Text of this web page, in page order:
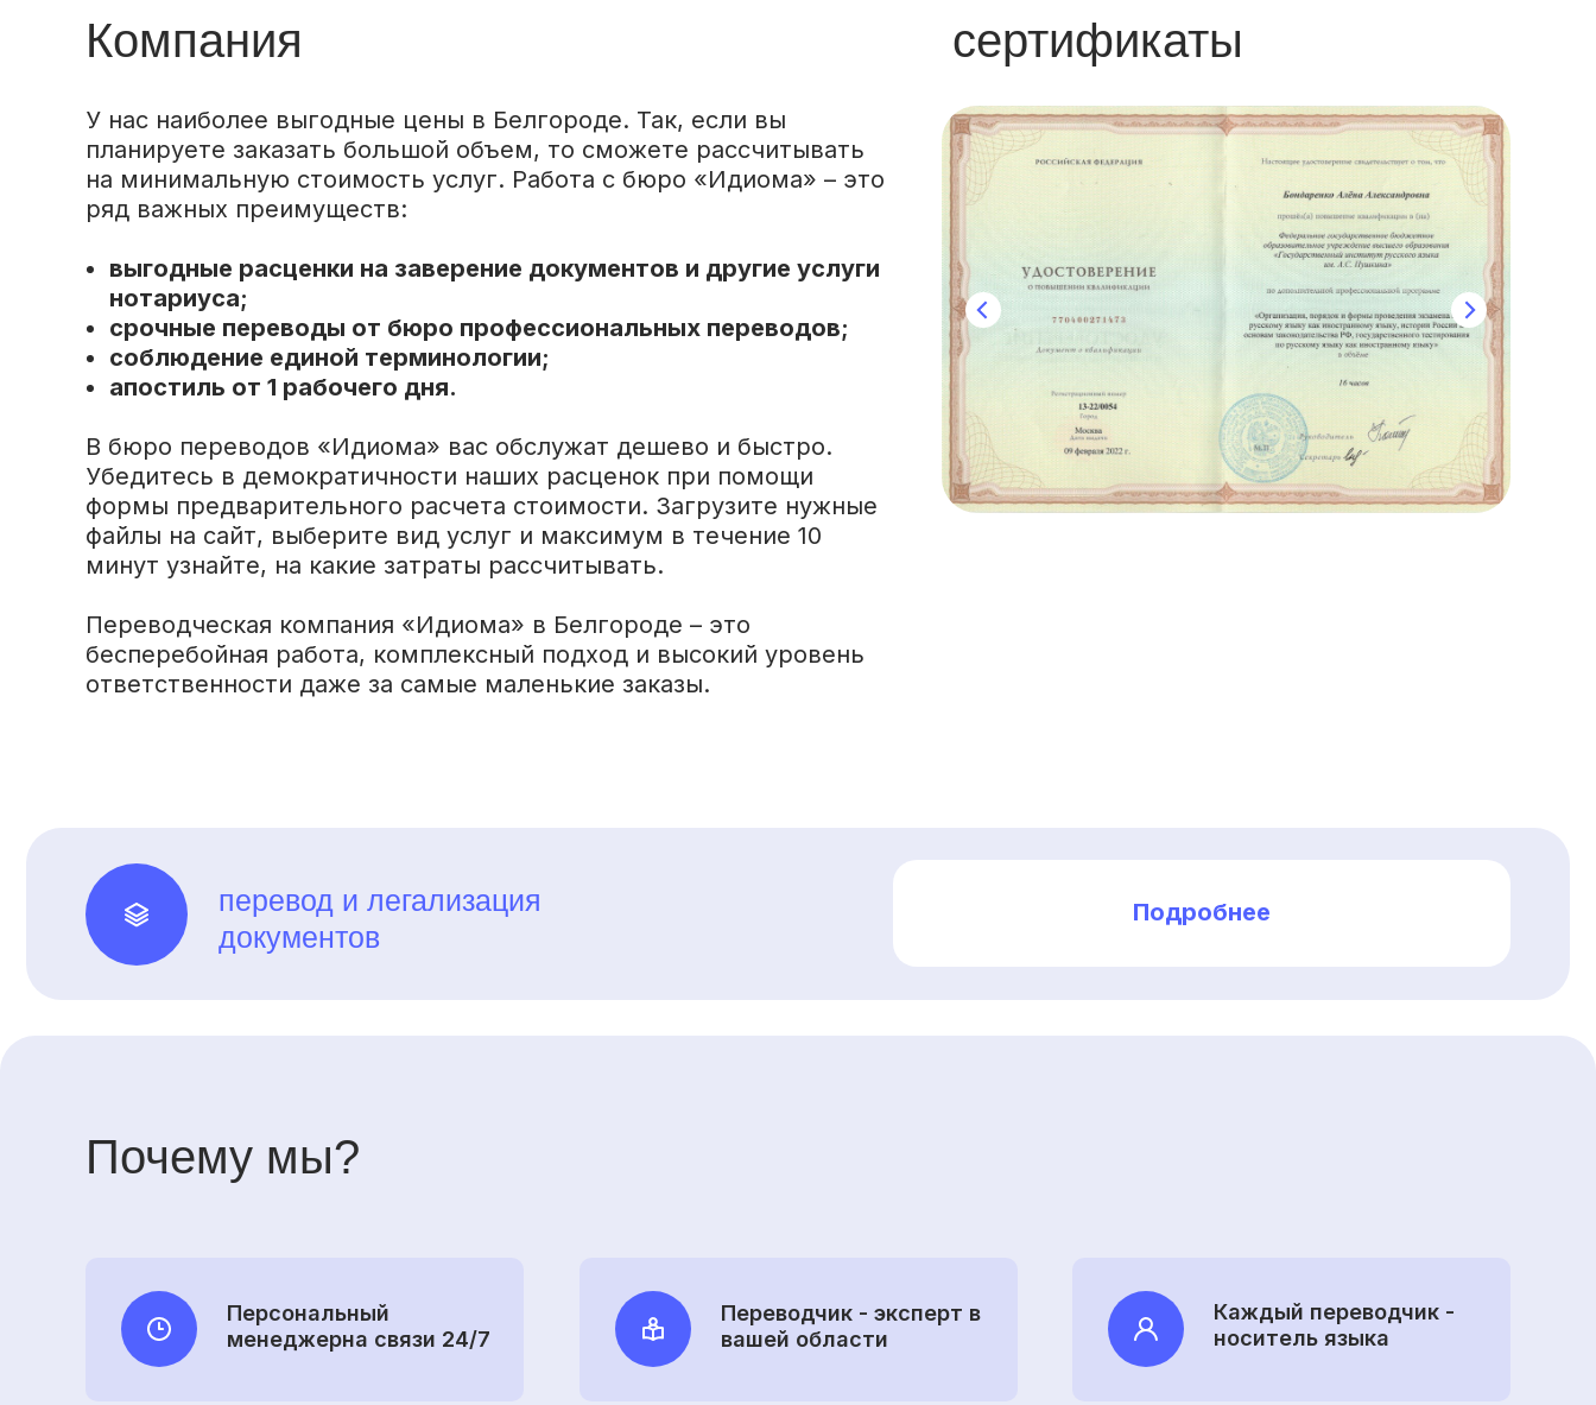
У нас наиболее выгодные цены в Белгороде. Так, если вы
планируете заказать большой объем, то сможете рассчитывать
на минимальную стоимость услуг. Работа с бюро «Идиома» – это
ряд важных преимуществ:
выгодные расценки на заверение документов и другие услуги
нотариуса;
срочные переводы от бюро профессиональных переводов;
соблюдение единой терминологии;
апостиль от 1 рабочего дня.
В бюро переводов «Идиома» вас обслужат дешево и быстро.
Убедитесь в демократичности наших расценок при помощи
формы предварительного расчета стоимости. Загрузите нужные
файлы на сайт, выберите вид услуг и максимум в течение 10
минут узнайте, на какие затраты рассчитывать.
Переводческая компания «Идиома» в Белгороде – это
бесперебойная работа, комплексный подход и высокий уровень
ответственности даже за самые маленькие заказы.
Компания сертификаты
Подробнее
перевод и легализация
документов
Персональный
менеджерна связи 24/7
Переводчик - эксперт в
вашей области
Каждый переводчик -
носитель языка
Почему мы?